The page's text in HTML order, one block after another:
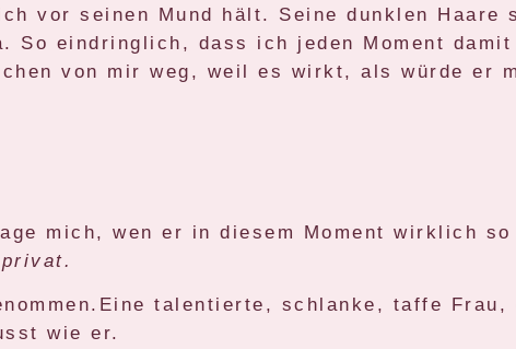
vor seinen Mund hält. Seine dunklen Haare
eindringlich, dass ich jeden Moment
von mir weg, weil es wirkt, als würde er
mich, wen er in diesem Moment wirklich so
talentierte, schlanke, taffe Frau,
wie er.